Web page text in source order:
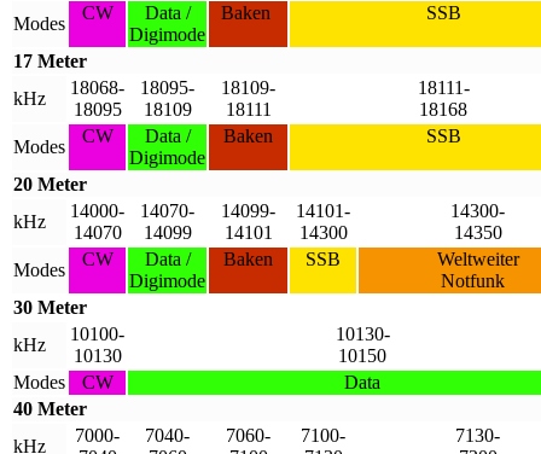
Modes
CW
Data /
Digimode
Baken SSB
17 Meter
kHz
18068-
18095
18095-
18109
18109-
18111
18111-
18168
Modes
CW
Data /
Digimode
Baken SSB
20 Meter
kHz
14000-
14070
14070-
14099
14099-
14101
14101-
14300
14300-
14350
Modes
CW
Data /
Digimode
Baken SSB
Weltweiter
Notfunk
30 Meter
kHz
10100-
10130
10130-
10150
Modes
CW
Data
40 Meter
kHz
7000-
7040-
7060-
7100-
7130-